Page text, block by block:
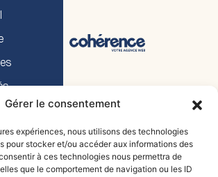
Gérer le consentement
expériences, nous utilisons des technologies
pour stocker et/ou accéder aux informations des
à ces technologies nous permettra de
que le comportement de navigation ou les ID